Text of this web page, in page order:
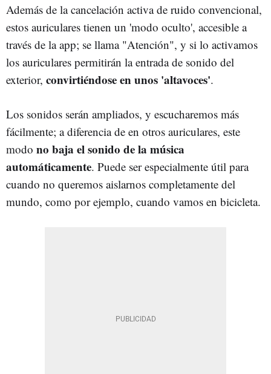
Además de la cancelación activa de ruido convencional,
estos auriculares tienen un 'modo oculto', accesible a
través de la app; se llama "Atención", y si lo activamos
los auriculares permitirán la entrada de sonido del
exterior, convirtiéndose en unos 'altavoces'.
Los sonidos serán ampliados, y escucharemos más
fácilmente; a diferencia de en otros auriculares, este
modo no baja el sonido de la música
automáticamente. Puede ser especialmente útil para
cuando no queremos aislarnos completamente del
mundo, como por ejemplo, cuando vamos en bicicleta.